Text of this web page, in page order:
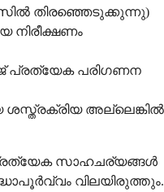
തിരഞ്ഞെടുക്കുന്നു)
നിരീക്ഷണം
പ്രത്യേക പരിഗണന
ശസ്ത്രക്രിയ അല്ലെങ്കിൽ
സാഹചര്യങ്ങൾ
വിലയിരുത്തും.